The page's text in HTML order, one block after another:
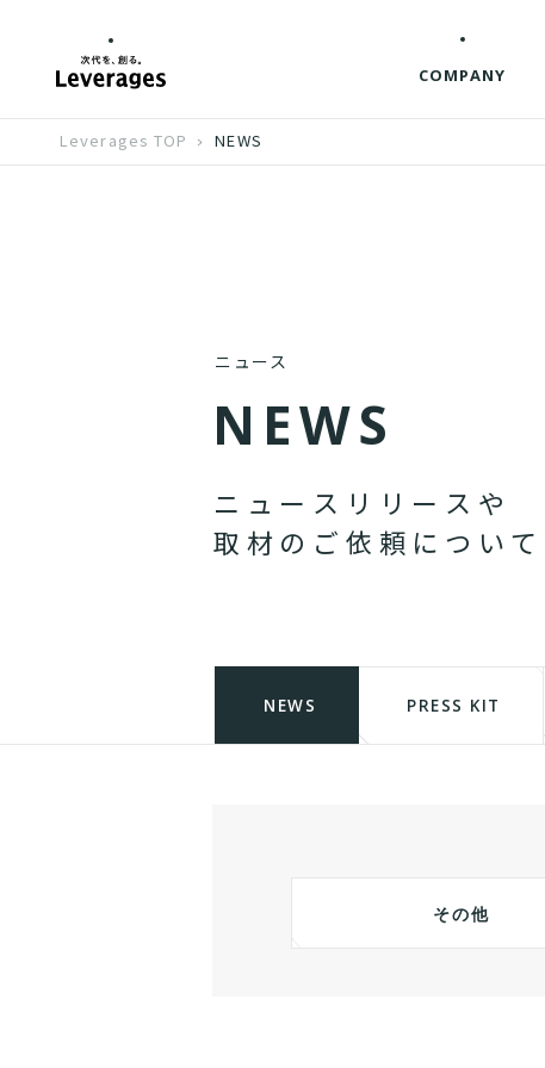
COMPANY
Leverages TOP NEWS
ニュース
N EWS
ニ ュ ー ス リ リ ー ス や
取 材 の ご 依 頼 に つ い て
NEWS PRESS KIT
その他